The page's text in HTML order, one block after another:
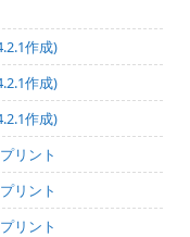
作成)
作成)
作成)
リント
リント
リント